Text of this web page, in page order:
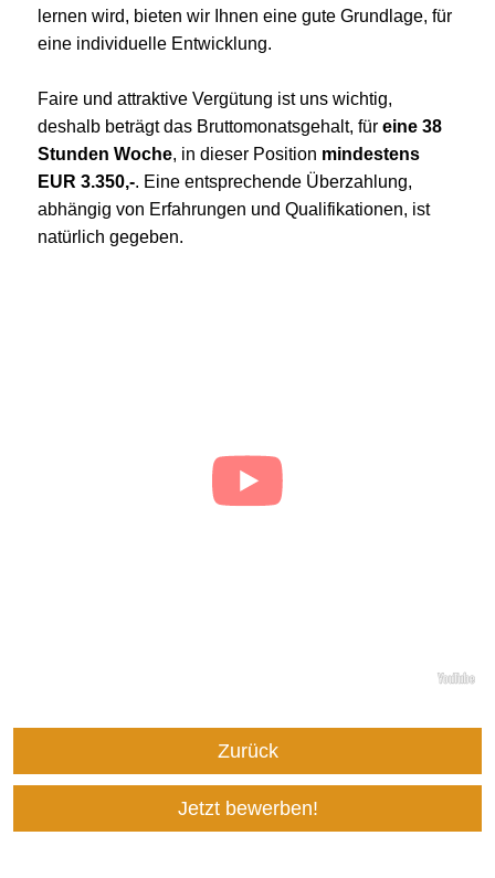
lernen wird, bieten wir Ihnen eine gute Grundlage, für
eine individuelle Entwicklung.
Faire und attraktive Vergütung ist uns wichtig,
deshalb beträgt das Bruttomonatsgehalt, für eine 38
Stunden Woche, in dieser Position mindestens
EUR 3.350,-. Eine entsprechende Überzahlung,
abhängig von Erfahrungen und Qualifikationen, ist
natürlich gegeben.
Zurück
Jetzt bewerben!